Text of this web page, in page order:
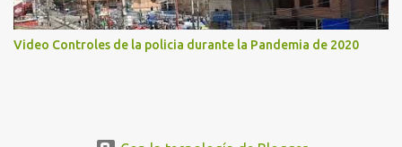
Video Controles de la policia durante la Pandemia de 2020